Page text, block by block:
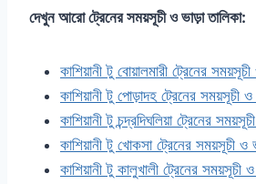
দেখুন আরো ট্রেনের সময়সূচী ও ভাড়া তালিকা:
কাশিয়ানী টু বোয়ালমারী ট্রেনের
কাশিয়ানী টু পোড়াদহ ট্রেনের সময়সূচী ও
কাশিয়ানী টু চন্দ্রদিঘলিয়া ট্রেনের
কাশিয়ানী টু খোকসা ট্রেনের সময়সূচী ও
কাশিয়ানী টু কালুখালী ট্রেনের সময়সূচী